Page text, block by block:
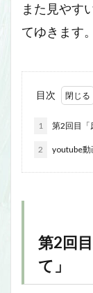
また見やす
てゆきます。
目次
1 第2回目「
2 youtube動
第2回
て 」